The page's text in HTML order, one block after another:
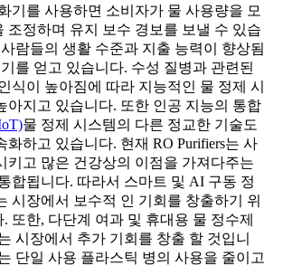
기를 사용하면 소비자가 물 사용량을 모
조정하며 유지 보수 경보를 보낼 수 있습
람들의 생활 수준과 지출 능력이 향상됨
를 얻고 있습니다. 수성 질병과 관련된
식이 높아짐에 따라 지능적인 물 정제 시
아지고 있습니다. 또한 인공 지능의 통합
물 정제 시스템의 다른 정교한 기술도
화하고 있습니다. 현재 RO Purifiers는 사
키고 많은 건강상의 이점을 가져다주는
합됩니다. 따라서 스마트 및 AI 구동 정
시장에서 보수적 인 기회를 창출하기 위
또한, 다단계 여과 및 휴대용 물 정수제
시장에서 추가 기회를 창출 할 것입니
단일 사용 플라스틱 병의 사용을 줄이고